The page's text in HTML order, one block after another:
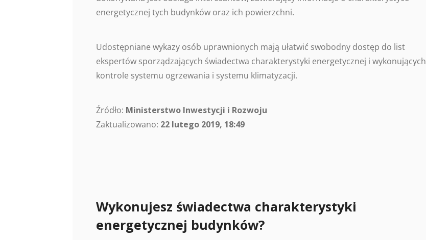
energetycznej tych budynków oraz ich powierzchni.
Udostępniane wykazy osób uprawnionych mają ułatwić swobodny dostęp do list
ekspertów sporządzających świadectwa charakterystyki energetycznej i wykonujących
kontrole systemu ogrzewania i systemu klimatyzacji.
Źródło: Ministerstwo Inwestycji i Rozwoju
Zaktualizowano: 22 lutego 2019, 18:49
Wykonujesz świadectwa charakterystyki
energetycznej budynków?